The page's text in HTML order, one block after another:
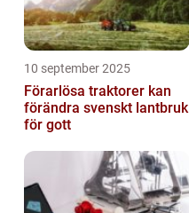
10 september 2025
Förarlösa traktorer kan
förändra svenskt lantbruk
för gott